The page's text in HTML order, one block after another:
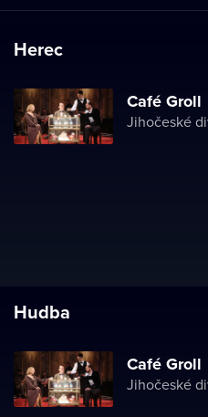
Herec
Café Groll
Jihočeské
Hudba
Café Groll
Jihočeské